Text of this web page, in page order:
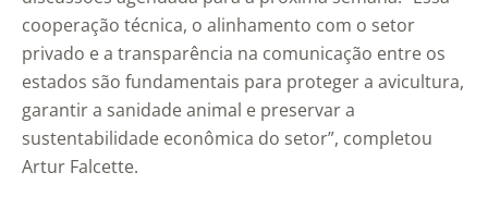
cooperação técnica, o alinhamento com o setor
privado e a transparência na comunicação entre os
estados são fundamentais para proteger a avicultura,
garantir a sanidade animal e preservar a
sustentabilidade econômica do setor”, completou
Artur Falcette.